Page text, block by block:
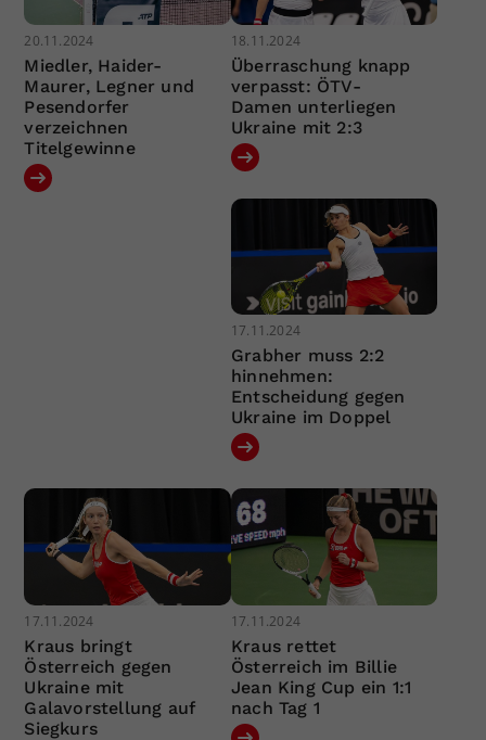
20.11.2024
Miedler, Haider-
Maurer, Legner und
Pesendorfer
verzeichnen
Titelgewinne
18.11.2024
Überraschung knapp
verpasst: ÖTV-
Damen unterliegen
Ukraine mit 2:3
17.11.2024
Grabher muss 2:2
hinnehmen:
Entscheidung gegen
Ukraine im Doppel
17.11.2024
Kraus bringt
Österreich gegen
Ukraine mit
Galavorstellung auf
Siegkurs
17.11.2024
Kraus rettet
Österreich im Billie
Jean King Cup ein 1:1
nach Tag 1